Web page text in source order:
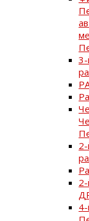
3-